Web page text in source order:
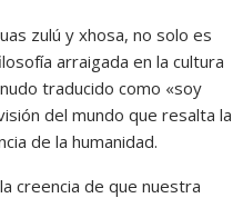
zulú y xhosa, no solo es
arraigada en la cultura
traducido como «soy
del mundo que resalta la
de la humanidad.
creencia de que nuestra